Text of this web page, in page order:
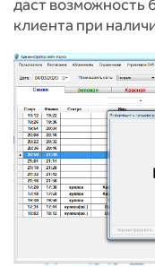
даст возможность
клиента при